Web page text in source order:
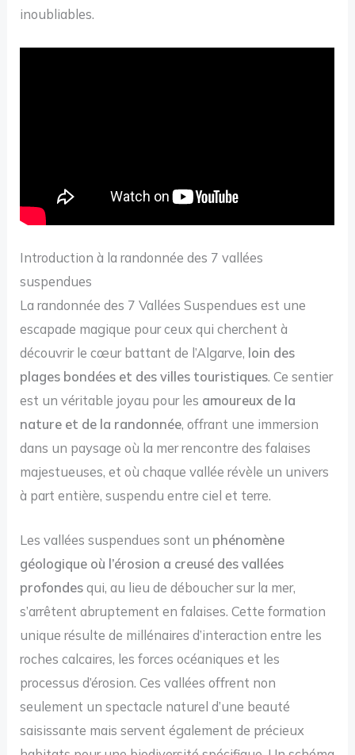
inoubliables.
Introduction à la randonnée des 7 vallées
suspendues
La randonnée des 7 Vallées Suspendues est une
escapade magique pour ceux qui cherchent à
découvrir le cœur battant de l’Algarve, loin des
plages bondées et des villes touristiques. Ce sentier
est un véritable joyau pour les amoureux de la
nature et de la randonnée, offrant une immersion
dans un paysage où la mer rencontre des falaises
majestueuses, et où chaque vallée révèle un univers
à part entière, suspendu entre ciel et terre.
Les vallées suspendues sont un phénomène
géologique où l’érosion a creusé des vallées
profondes qui, au lieu de déboucher sur la mer,
s’arrêtent abruptement en falaises. Cette formation
unique résulte de millénaires d’interaction entre les
roches calcaires, les forces océaniques et les
processus d’érosion. Ces vallées offrent non
seulement un spectacle naturel d’une beauté
saisissante mais servent également de précieux